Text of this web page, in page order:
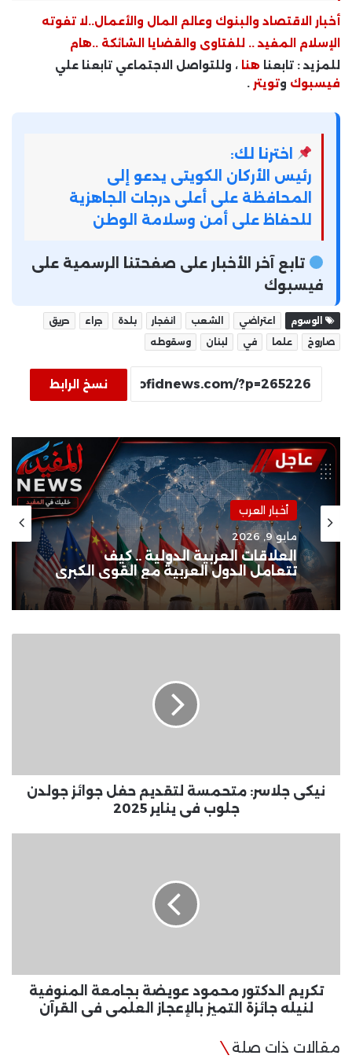
أخبار الاقتصاد والبنوك وعالم المال والأعمال..لا تفوته
الإسلام المفيد .. للفتاوى والقضايا الشائكة ..هام
للمزيد : تابعنا هنا ، وللتواصل الاجتماعي تابعنا علي
فيسبوك وتويتر .
اخترنا لك:
رئيس الأركان الكويتى يدعو إلى
المحافظة على أعلى درجات الجاهزية
للحفاظ على أمن وسلامة الوطن
تابع آخر الأخبار على صفحتنا الرسمية على
فيسبوك
الوسوم اعتراضي الشعب انفجار بلدة جراء
حريق
صاروخ
علما في لبنان وسقوطه
نسخ الرابط
أخبار العرب
مايو 9, 2026
العلاقات العربية الدولية .. كيف
تتعامل الدول العربية مع القوى الكبرى
فى
ينايرنيكى جلاسر: متحمسة لتقديم حفل جوائز جولدن
جلوب فى يناير 2025
التميز
بالإعجاز
العلمى
القرآن
تكريم الدكتور محمود عويضة بجامعة المنوفية
لنيله جائزة التميز بالإعجاز العلمى فى القرآن
مقالات ذات صلة